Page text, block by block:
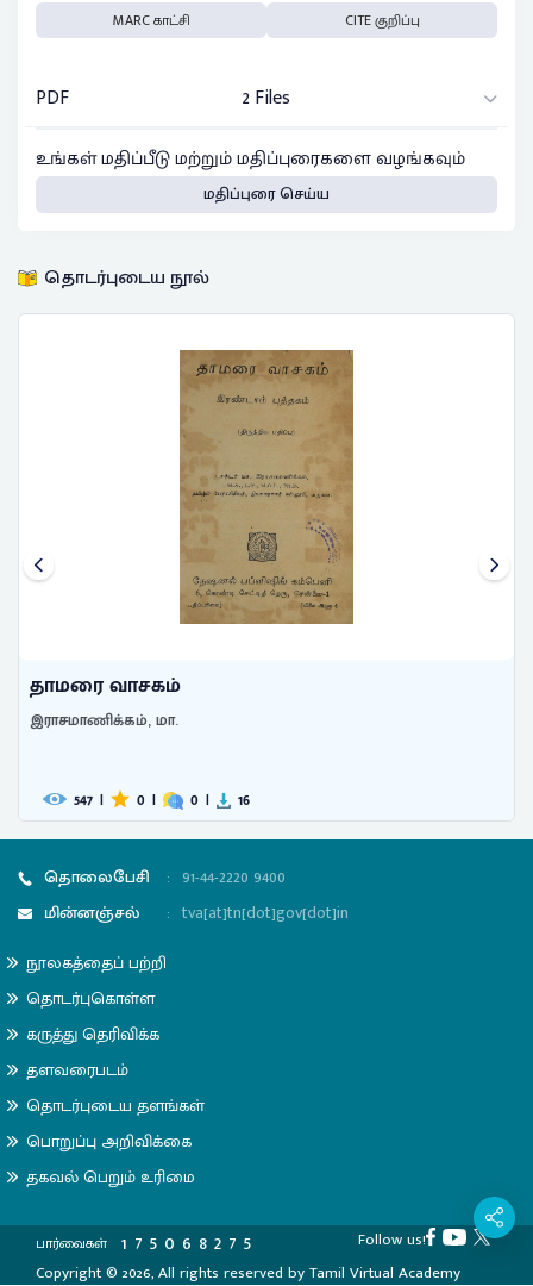
MARC காட்சி CITE குறிப்பு
PDF
2 Files
உங்கள் மதிப்பீடு மற்றும் மதிப்புரைகளை வழங்கவும்
மதிப்புரை செய்ய
தொடர்புடைய நூல்
தாமரை வாசகம்
இராசமாணிக்கம், மா.
547 | 0 | 0 | 16
தொலைபேசி : 91-44-2220 9400
மின்னஞ்சல்
: tva[at]tn[dot]gov[dot]in
நூலகத்தைப் பற்றி
தொடர்புகொள்ள
கருத்து தெரிவிக்க
தளவரைபடம்
தொடர்புடைய தளங்கள்
பொறுப்பு அறிவிக்கை
தகவல் பெறும் உரிமை
பார்வைகள் 1 7 5 0 6 8 2 7 5
Follow us!
Copyright © 2026, All rights reserved by Tamil Virtual Academy